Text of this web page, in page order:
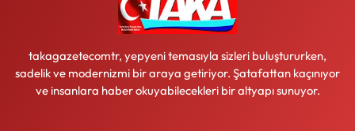
takagazetecomtr, yepyeni temasıyla sizleri buluştururken,
sadelik ve modernizmi bir araya getiriyor. Şatafattan kaçınıyor
ve insanlara haber okuyabilecekleri bir altyapı sunuyor.